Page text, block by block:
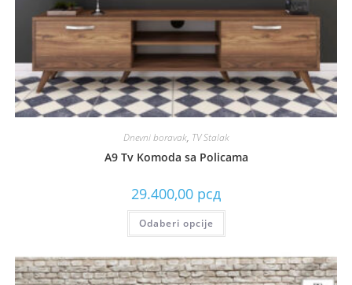
Dnevni boravak, TV Stalak
A9 Tv Komoda sa Policama
29.400,00 рсд
Odaberi opcije